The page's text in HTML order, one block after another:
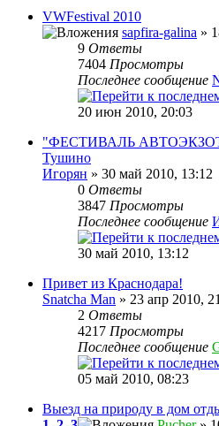
VWFestival 2010
sapfira-galina »
9 Ответы
7404 Просмотры
Последнее сообщение
20 июн 2010, 20:03
"ФЕСТИВАЛЬ
Тушино
Игорян » 30 май 2010, 13:12
0 Ответы
3847 Просмотры
Последнее сообщение
30 май 2010, 13:12
Привет из Краснодара!
Snatcha Man » 23 апр 2010,
2 Ответы
4217 Просмотры
Последнее сообщение
05 май 2010, 08:23
Выезд на природу в дом